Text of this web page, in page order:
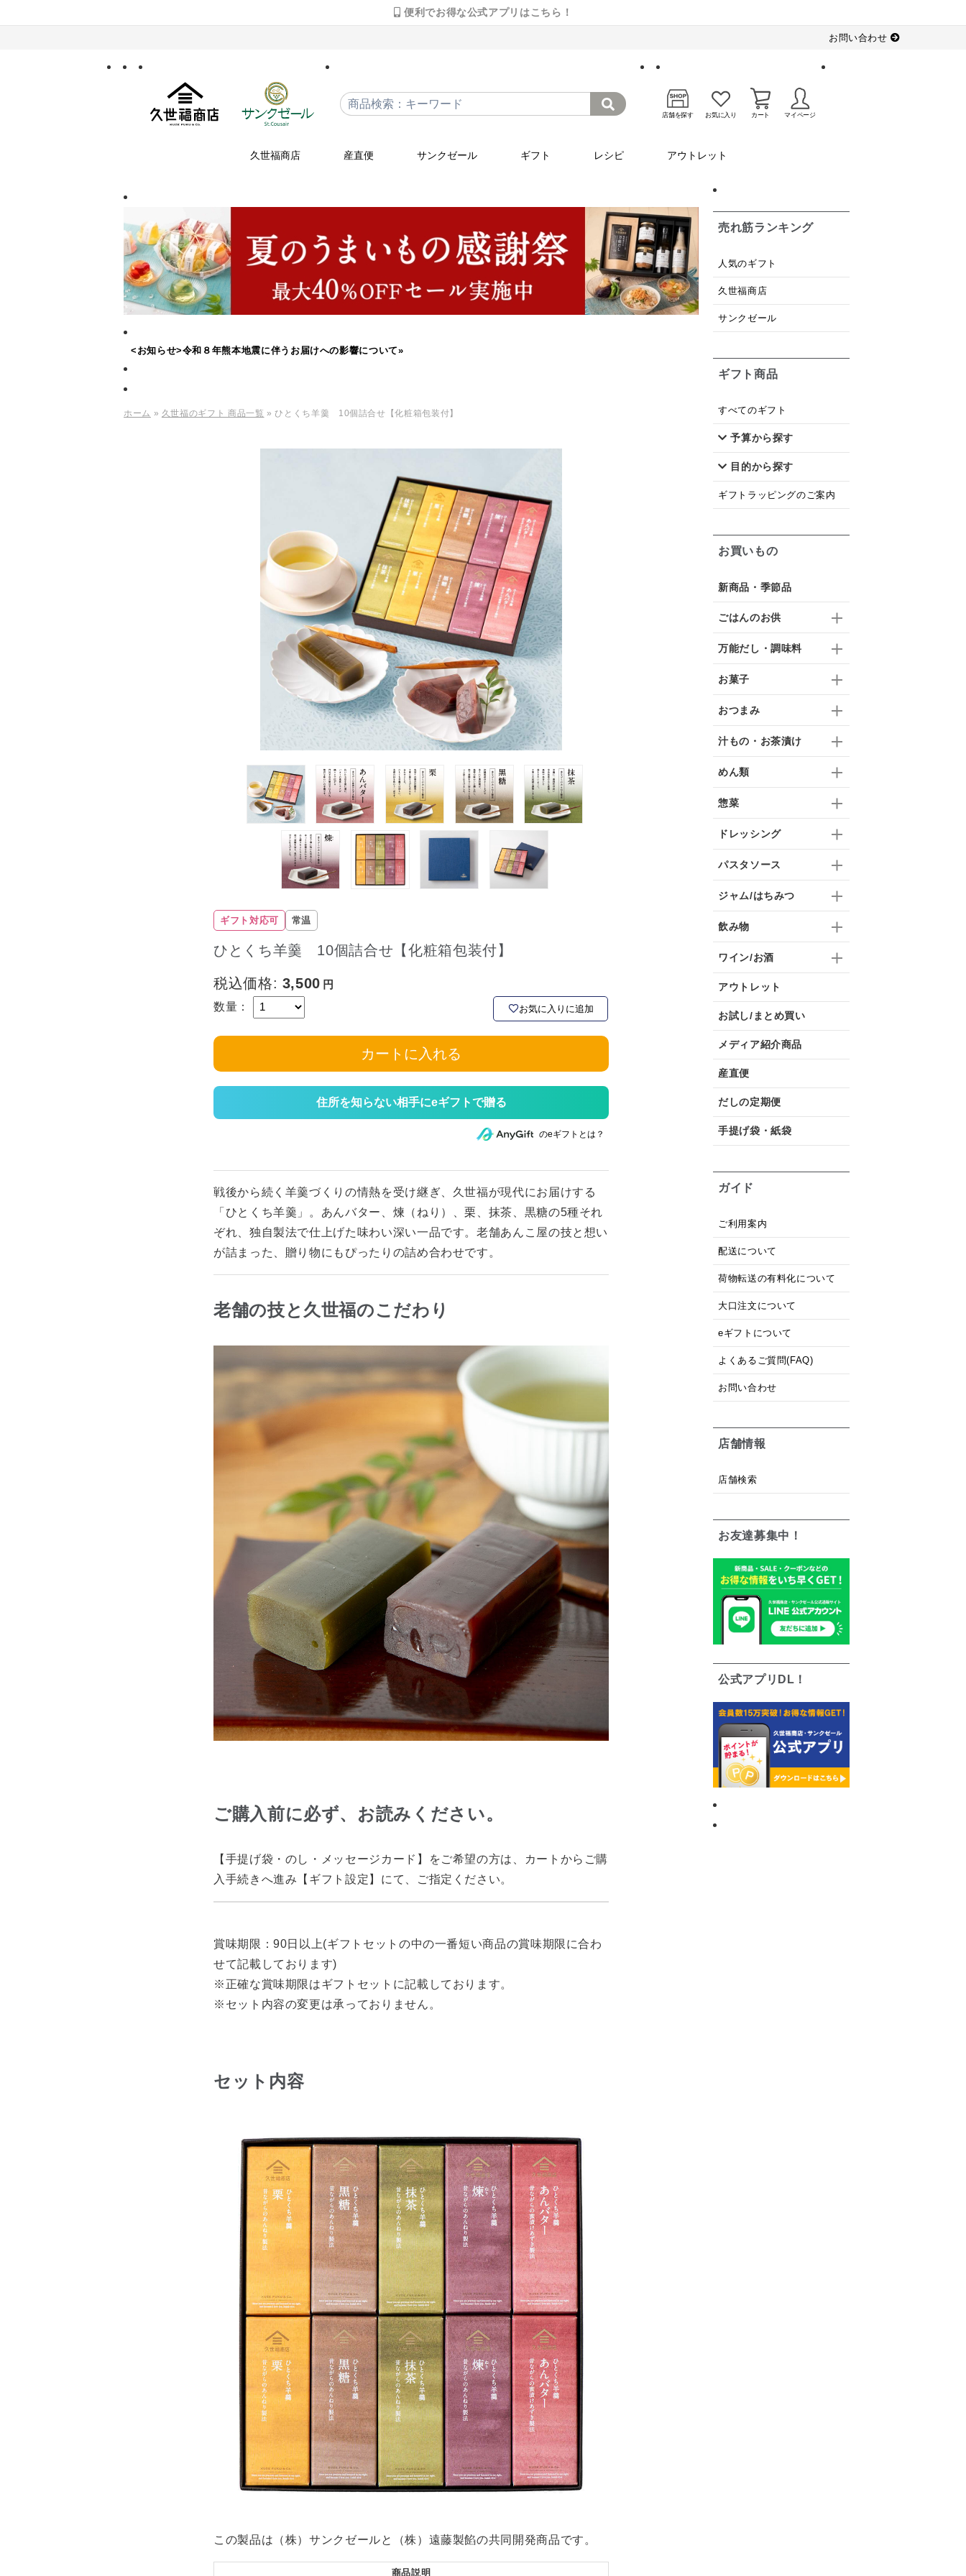
便利でお得な公式アプリはこちら！
お問い合わせ
店舗を探す お気に入り カート マイページ
久世福商店 産直便 サンクゼール ギフト レシピ アウトレット
<お知らせ>令和８年熊本地震に伴うお届けへの影響について»
ホーム » 久世福のギフト 商品一覧 » ひとくち羊羹 10個詰合せ【化粧箱包装付】
ギフト対応可 常温
ひとくち羊羹 10個詰合せ【化粧箱包装付】
税込価格: 3,500
数量： お気に入りに追加
カートに入れる
住所を知らない相手にeギフトで贈る
のeギフトとは？
戦後から続く羊羹づくりの情熱を受け継ぎ、久世福が現代にお届けする
「ひとくち羊羹」。あんバター、煉（ねり）、栗、抹茶、黒糖の5種それ
ぞれ、独自製法で仕上げた味わい深い一品です。老舗あんこ屋の技と想い
が詰まった、贈り物にもぴったりの詰め合わせです。
老舗の技と久世福のこだわり
ご購入前に必ず、お読みください。
【手提げ袋・のし・メッセージカード】をご希望の方は、カートからご購
入手続きへ進み【ギフト設定】にて、ご指定ください。
賞味期限：90日以上(ギフトセットの中の一番短い商品の賞味期限に合わ
せて記載しております)
※正確な賞味期限はギフトセットに記載しております。
※セット内容の変更は承っておりません。
セット内容
この製品は（株）サンクゼールと（株）遠藤製餡の共同開発商品です。
商品説明
売れ筋ランキング
人気のギフト
久世福商店
サンクゼール
ギフト商品
すべてのギフト
予算から探す
目的から探す
ギフトラッピングのご案内
お買いもの
新商品・季節品
ごはんのお供
万能だし・調味料
お菓子
おつまみ
汁もの・お茶漬け
めん類
惣菜
ドレッシング
パスタソース
ジャム/はちみつ
飲み物
ワイン/お酒
アウトレット
お試し/まとめ買い
メディア紹介商品
産直便
だしの定期便
手提げ袋・紙袋
ガイド
ご利用案内
配送について
荷物転送の有料化について
大口注文について
eギフトについて
よくあるご質問(FAQ)
お問い合わせ
店舗情報
店舗検索
お友達募集中！
公式アプリDL！